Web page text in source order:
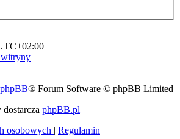
witryny
phpBB® Forum Software © phpBB Limited
phpBB.pl
osobowych | Regulamin